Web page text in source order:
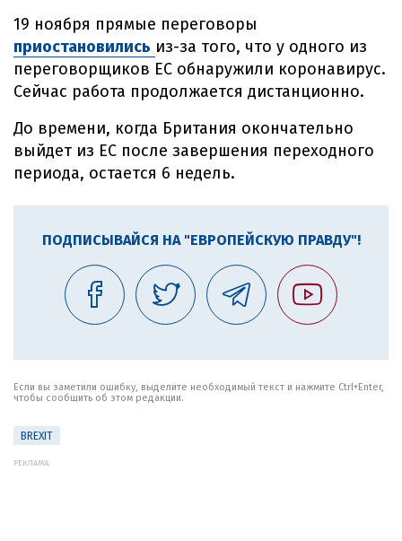
19 ноября прямые переговоры
приостановились из-за того, что у одного из
переговорщиков ЕС обнаружили коронавирус.
Сейчас работа продолжается дистанционно.
До времени, когда Британия окончательно
выйдет из ЕС после завершения переходного
периода, остается 6 недель.
ПОДПИСЫВАЙСЯ НА "ЕВРОПЕЙСКУЮ ПРАВДУ"!
Если вы заметили ошибку, выделите необходимый текст и нажмите Ctrl+Enter,
чтобы сообщить об этом редакции.
BREXIT
РЕКЛАМА: